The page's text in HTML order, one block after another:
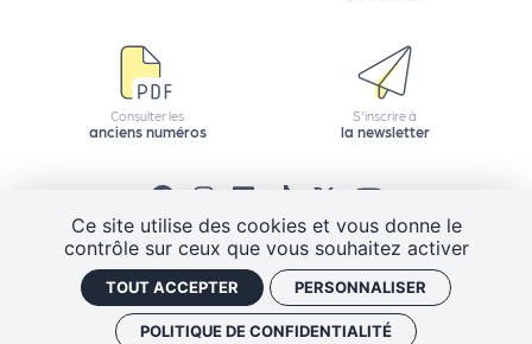
Ce site utilise des cookies et vous donne le
contrôle sur ceux que vous souhaitez activer
TOUT ACCEPTER PERSONNALISER
POLITIQUE DE CONFIDENTIALITÉ
Consulter les
anciens numéros
S'inscrire à
la newsletter
CGV Mentions légales
Plan de site
Politique de confidentialité
Gestion des cookies
J'ai un code promo
Retrouver vos commandes